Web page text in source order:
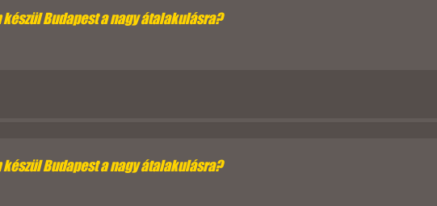
Budapest a nagy átalakulásra?
Budapest a nagy átalakulásra?